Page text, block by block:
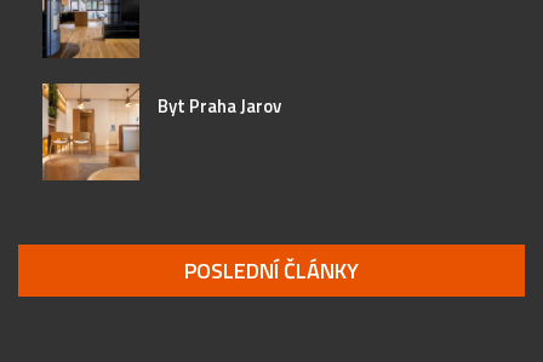
Byt Praha Jarov
POSLEDNÍ ČLÁNKY